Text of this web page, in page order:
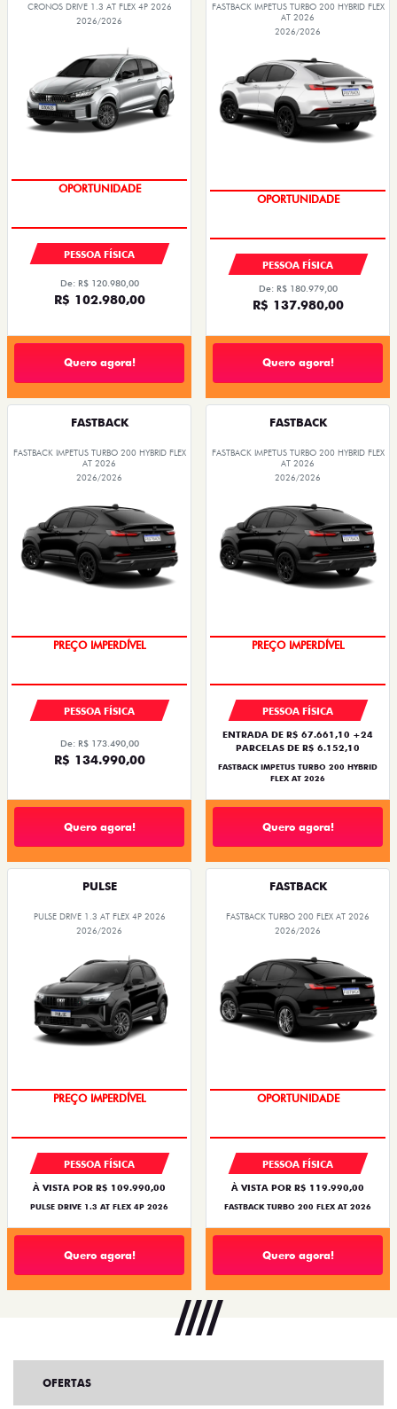
CRONOS DRIVE 1.3 AT FLEX 4P 2026
2026/2026
OPORTUNIDADE
PESSOA FÍSICA
De: R$ 120.980,00
R$ 102.980,00
Quero agora!
FASTBACK IMPETUS TURBO 200 HYBRID FLEX
AT 2026
2026/2026
OPORTUNIDADE
PESSOA FÍSICA
De: R$ 180.979,00
R$ 137.980,00
Quero agora!
FASTBACK
FASTBACK IMPETUS TURBO 200 HYBRID FLEX
AT 2026
2026/2026
OPORTUNIDADE
PESSOA FÍSICA
De: R$ 173.490,00
R$ 134.990,00
Quero agora!
FASTBACK
FASTBACK IMPETUS TURBO 200 HYBRID FLEX
AT 2026
2026/2026
OPORTUNIDADE
PESSOA FÍSICA
ENTRADA DE R$ 67.661,10 +24
PARCELAS DE R$ 6.152,10
FASTBACK IMPETUS TURBO 200 HYBRID
FLEX AT 2026
Quero agora!
PULSE
PULSE DRIVE 1.3 AT FLEX 4P 2026
2026/2026
O SUV AUTOMÁTICO MAIS
PESSOA FÍSICA
À VISTA POR R$ 109.990,00
PULSE DRIVE 1.3 AT FLEX 4P 2026
Quero agora!
FASTBACK
FASTBACK TURBO 200 FLEX AT 2026
2026/2026
OPORTUNIDADE
PESSOA FÍSICA
À VISTA POR R$ 119.990,00
FASTBACK TURBO 200 FLEX AT 2026
Quero agora!
OFERTAS